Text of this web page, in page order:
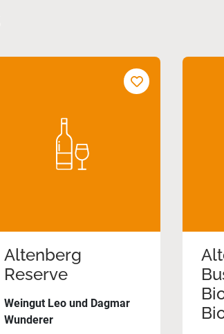
Altenberg
Reserve
Weingut Leo und Dagmar
Wunderer